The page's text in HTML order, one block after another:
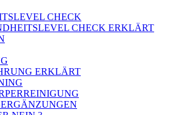
CHECK
CHECK ERKLÄRT
ERKLÄRT